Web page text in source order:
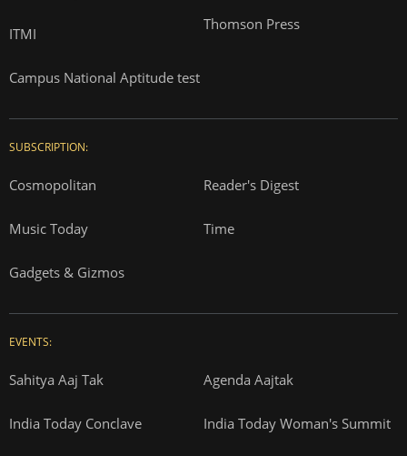
ITMI
Campus National Aptitude test
Thomson Press
SUBSCRIPTION:
Cosmopolitan Reader's Digest
Music Today Time
Gadgets & Gizmos
EVENTS:
Sahitya Aaj Tak Agenda Aajtak
India Today Conclave India Today Woman's Summit